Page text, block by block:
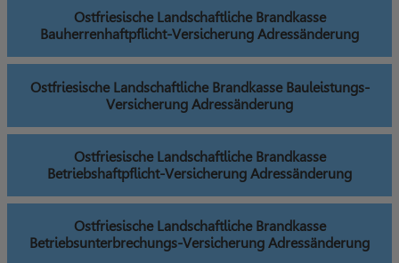
Ostfriesische Landschaftliche Brandkasse
Bauherrenhaftpflicht-Versicherung Adressänderung
Ostfriesische Landschaftliche Brandkasse Bauleistungs-
Versicherung Adressänderung
Ostfriesische Landschaftliche Brandkasse
Betriebshaftpflicht-Versicherung Adressänderung
Ostfriesische Landschaftliche Brandkasse
Betriebsunterbrechungs-Versicherung Adressänderung